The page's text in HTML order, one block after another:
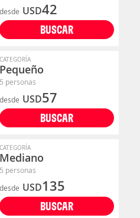
desde USD42
BUSCAR
CATEGORÍA
Pequeño
5 personas
desde USD57
BUSCAR
CATEGORÍA
Mediano
5 personas
desde USD135
BUSCAR